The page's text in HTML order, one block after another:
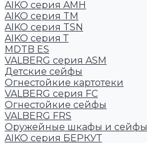
AIKO серия AMH
AIKO серия TM
AIKO серия TSN
AIKO серия Т
MDTB ES
VALBERG серия ASM
Детские сейфы
Огнестойкие картотеки
VALBERG серия FC
Огнестойкие сейфы
VALBERG FRS
Оружейные шкафы и сейфы
AIKO серия БЕРКУТ